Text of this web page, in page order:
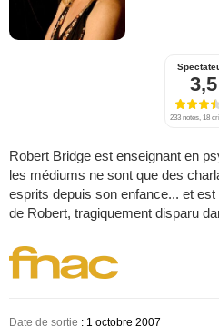
3,5
233 notes, 18
Robert Bridge est enseignant en
les médiums ne sont que des
esprits depuis son enfance... et
de Robert, tragiquement disparu
Date de sortie : 1 octobre 2007